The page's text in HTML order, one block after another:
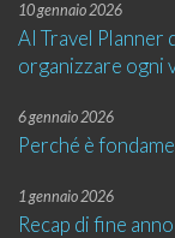
10 gennaio 2026
AI Travel Planner
organizzare ogni
6 gennaio 2026
Perché è
1 gennaio 2026
Recap di fine